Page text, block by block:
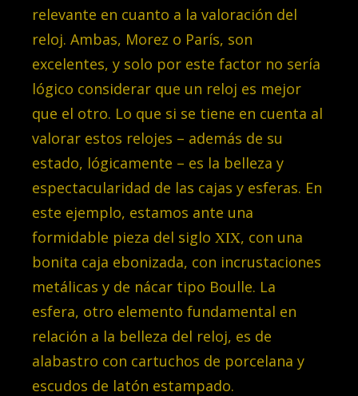
relevante en cuanto a la valoración del
reloj. Ambas, Morez o París, son
excelentes, y solo por este factor no sería
lógico considerar que un reloj es mejor
que el otro. Lo que si se tiene en cuenta al
valorar estos relojes – además de su
estado, lógicamente – es la belleza y
espectacularidad de las cajas y esferas. En
este ejemplo, estamos ante una
formidable pieza del siglo XIX, con una
bonita caja ebonizada, con incrustaciones
metálicas y de nácar tipo Boulle. La
esfera, otro elemento fundamental en
relación a la belleza del reloj, es de
alabastro con cartuchos de porcelana y
escudos de latón estampado.